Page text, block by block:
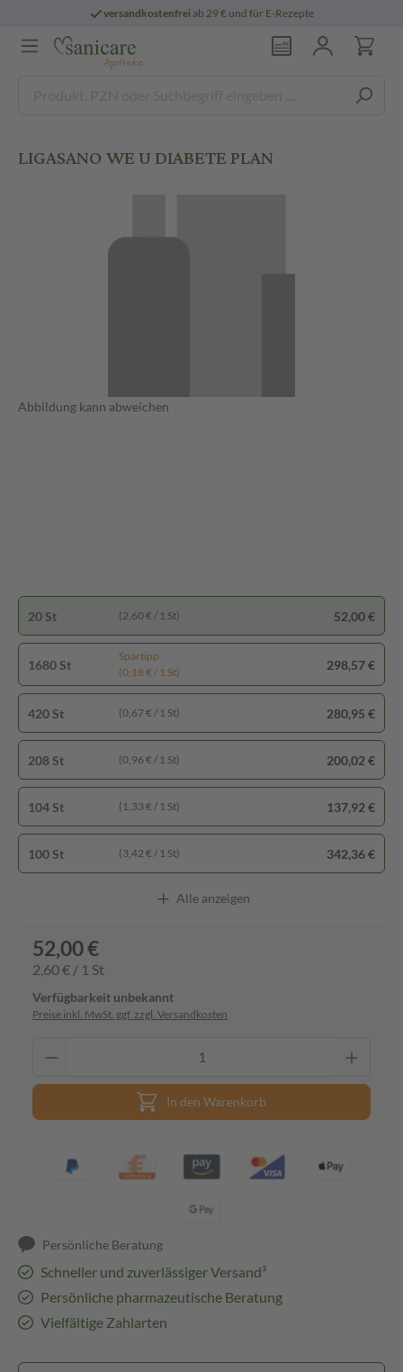
versandkostenfreiab 29 € und für E-Rezepte
LIGASANO WE U DIABETE PLAN
Abbildung kann abweichen
1680 St
Spartipp
(0,18 € / 1 St)
298,57 €
420 St (0,67 € / 1 St) 280,95 €
208 St (0,96 € / 1 St) 200,02 €
104 St (1,33 € / 1 St) 137,92 €
100 St (3,42 € / 1 St) 342,36 €
20 St (2,60 € / 1 St) 52,00 €
Alle anzeigen
52,00 €
2,60 € / 1 St
Verfügbarkeit unbekannt
Preise inkl. MwSt. ggf. zzgl. Versandkosten
In den Warenkorb
Persönliche Beratung
Schneller und zuverlässiger Versand³
Persönliche pharmazeutische Beratung
Vielfältige Zahlarten